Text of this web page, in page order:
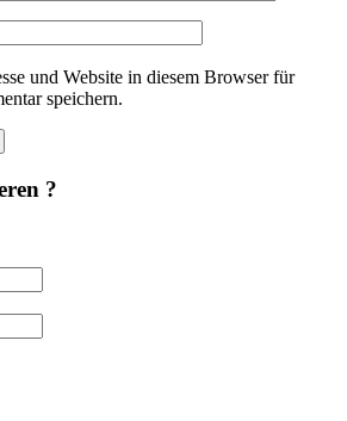
und Website in diesem Browser für
speichern.
?